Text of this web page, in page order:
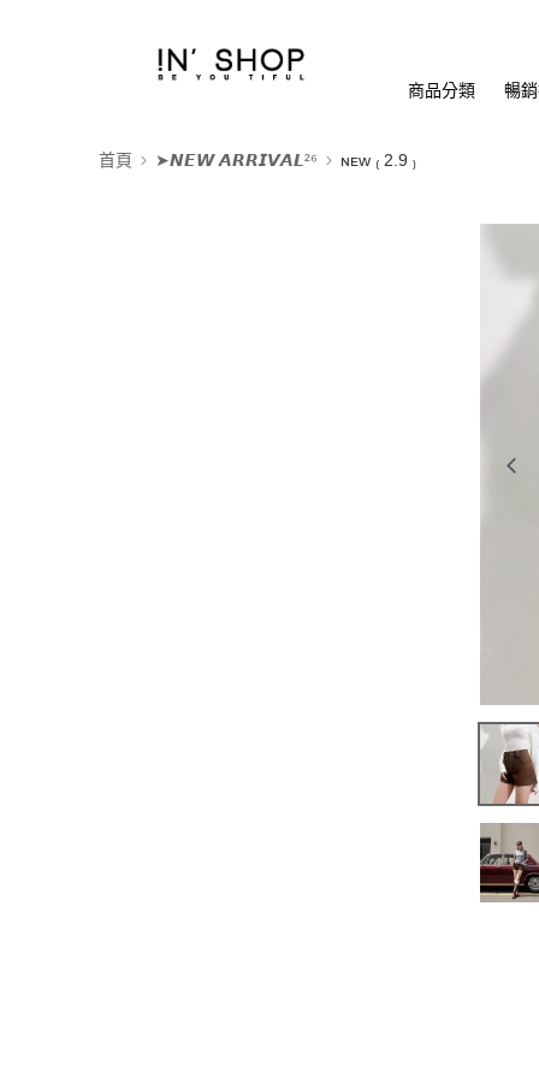
商品分類 暢
首頁 ➤𝙉𝙀𝙒 𝘼𝙍𝙍𝙄𝙑𝘼𝙇²⁶ ɴᴇᴡ ₍ 2.9 ₎